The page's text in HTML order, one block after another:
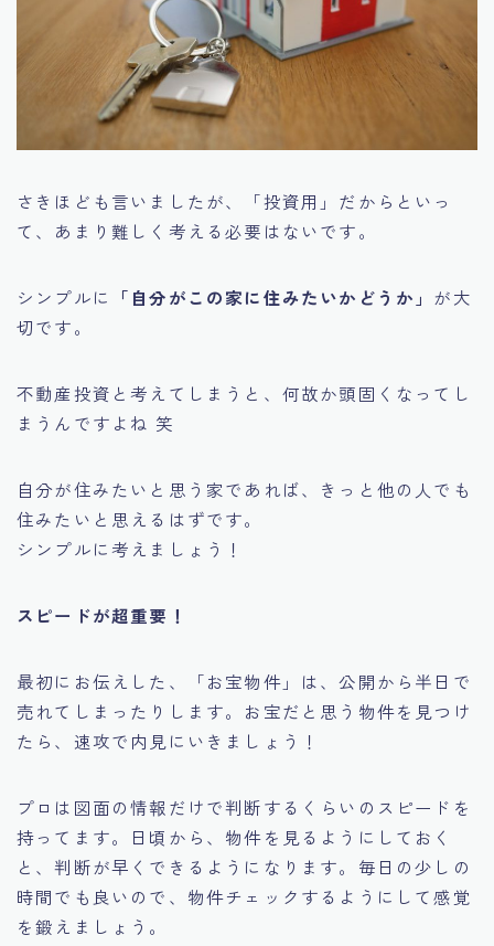
さきほども言いましたが、「投資用」だからといっ
て、あまり難しく考える必要はないです。
シンプルに 「自分がこの家に住みたいかどうか」 が大
切です。
不動産投資と考えてしまうと、何故か頭固くなってし
まうんですよね 笑
自分が住みたいと思う家であれば、きっと他の人でも
住みたいと思えるはずです。
シンプルに考えましょう！
スピードが超重要！
最初にお伝えした、「お宝物件」は、公開から半日で
売れてしまったりします。お宝だと思う物件を見つけ
たら、速攻で内見にいきましょう！
プロは図面の情報だけで判断するくらいのスピードを
持ってます。日頃から、物件を見るようにしておく
と、判断が早くできるようになります。毎日の少しの
時間でも良いので、物件チェックするようにして感覚
を鍛えましょう。